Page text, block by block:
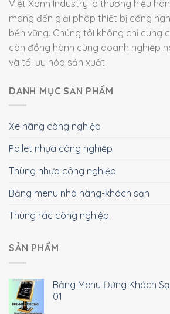
Việt Xanh Industry là thương hiệu
mang đến giải pháp thiết bị công
bền vững. Chúng tôi không chỉ cung
còn đồng hành cùng doanh nghiệp
và tối ưu hóa sản xuất.
DANH MỤC SẢN PHẨM
Xe nâng công nghiệp
Pallet nhựa công nghiệp
Thùng nhựa công nghiệp
Bảng menu nhà hàng-khách sạn
Thùng rác công nghiệp
SẢN PHẨM
Bảng Menu Đứng Khách
01